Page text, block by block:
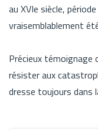
au XVIe siècle,
vraisemblablement
Précieux témoignage
résister aux
dresse toujours dans